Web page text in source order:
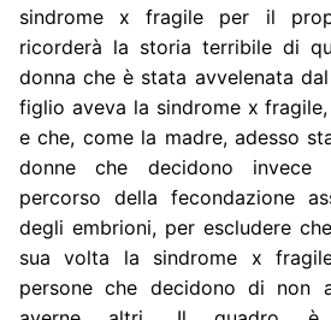
sindrome x fragile per il
ricorderà la storia terribile di
donna che è stata avvelenata
figlio aveva la sindrome x
e che, come la madre, adesso
donne che decidono invece
percorso della fecondazione
degli embrioni, per escludere
sua volta la sindrome x
persone che decidono di